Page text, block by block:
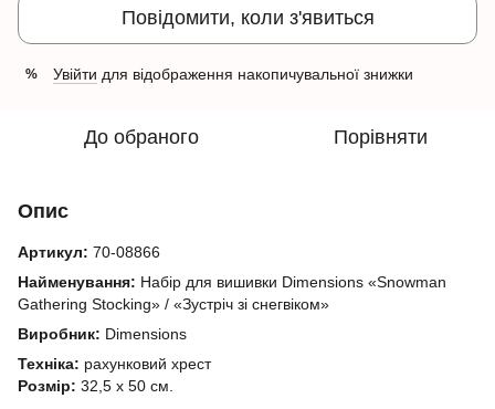
Повідомити, коли з'явиться
% Увійти для відображення накопичувальної знижки
До обраного Порівняти
Опис
Артикул: 70-08866
Найменування: Набір для вишивки Dimensions «Snowman
Gathering Stocking» / «Зустріч зі снегвіком»
Виробник: Dimensions
Техніка: рахунковий хрест
Розмір: 32,5 х 50 см.